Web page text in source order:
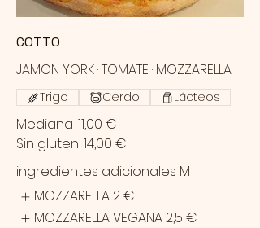
COTTO
JAMON YORK · TOMATE · MOZZARELLA
Mediana 11,00 €
Sin gluten 14,00 €
Trigo Cerdo Lácteos
ingredientes adicionales M
MOZZARELLA2 €
MOZZARELLA VEGANA2,5 €